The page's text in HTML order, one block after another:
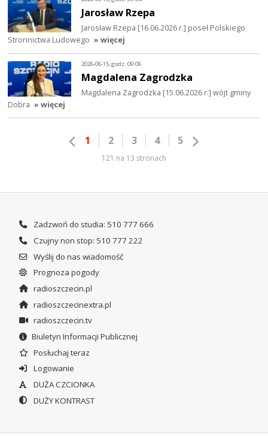
Jarosław Rzepa
Jarosław Rzepa [16.06.2026 r.] poseł Polskiego
Stronnictwa Ludowego » więcej
2026-06-15, godz. 09:06
Magdalena Zagrodzka
Magdalena Zagrodzka [15.06.2026 r.] wójt gminy
Dobra » więcej
1 2 3 4 5
121 na 13 stronach
Zadzwoń do studia: 510 777 666
Czujny non stop: 510 777 222
Wyślij do nas wiadomość
Prognoza pogody
radioszczecin.pl
radioszczecinextra.pl
radioszczecin.tv
Biuletyn Informacji Publicznej
Posłuchaj teraz
Logowanie
DUŻA CZCIONKA
DUŻY KONTRAST